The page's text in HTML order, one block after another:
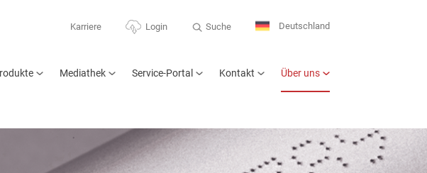
Karriere Login Suche Deutschland
Mediathek Service-Portal Kontakt Über uns